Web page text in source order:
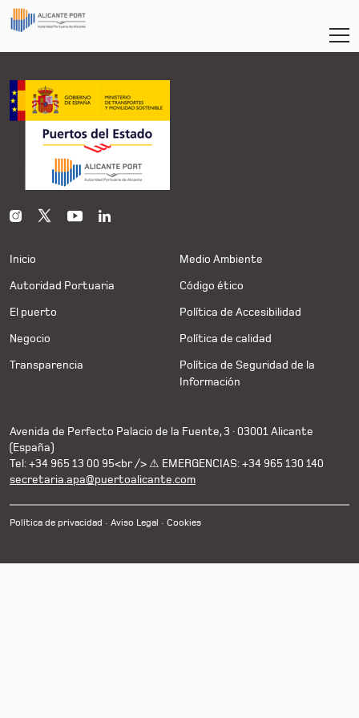
Inicio
Autoridad Portuaria
El puerto
Negocio
Transparencia
Medio Ambiente
Código ético
Política de Accesibilidad
Política de calidad
Política de Seguridad de la
Información
Avenida de Perfecto Palacio de la Fuente, 3 · 03001 Alicante
(España)
Tel: +34 965 13 00 95<br /> ⚠ EMERGENCIAS: +34 965 130 140
secretaria.apa@puertoalicante.com
Política de privacidad Aviso Legal Cookies